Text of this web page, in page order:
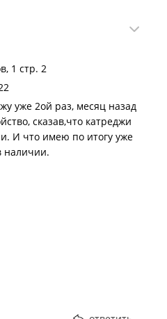
1 стр. 2
уже 2ой раз, месяц назад
сказав,что катреджи
И что имею по итогу уже
наличии.